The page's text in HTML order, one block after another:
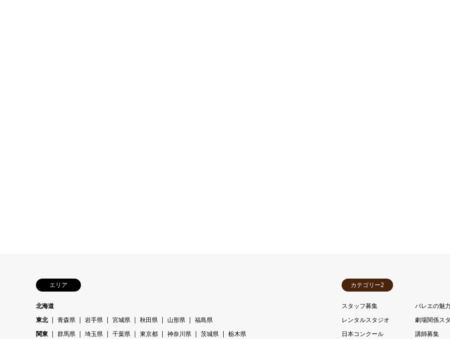
エリア
北海道
東北
青森県 岩手県 宮城県 秋田県 山形県
福島県
関東
群馬県 埼玉県 千葉県 東京都 神奈川県 茨城県
栃木県
カテゴリー2
スタッフ募集 バレエの魅力
レンタルスタジオ
劇場関係ス
日本コンクール
講師募集